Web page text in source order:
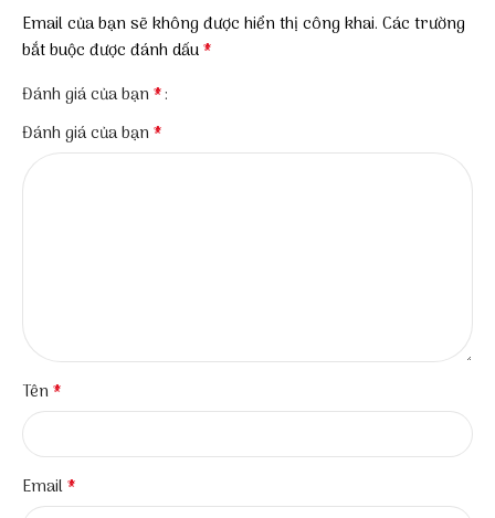
Email của bạn sẽ không được hiển thị công khai. Các trường
bắt buộc được đánh dấu*
Đánh giá của bạn*
Đánh giá của bạn*
Tên*
Email*